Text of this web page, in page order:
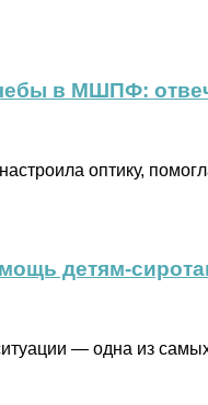
в МШПФ:
оптику,
детям-
— одна из